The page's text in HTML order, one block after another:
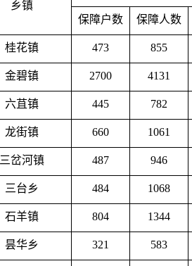
乡镇
保障户数 保障人数
桂花镇 473 855
金碧镇 2700 4131
六苴镇 445 782
龙街镇 660 1061
三岔河镇 487 946
三台乡 484 1068
石羊镇 804 1344
昙华乡 321 583